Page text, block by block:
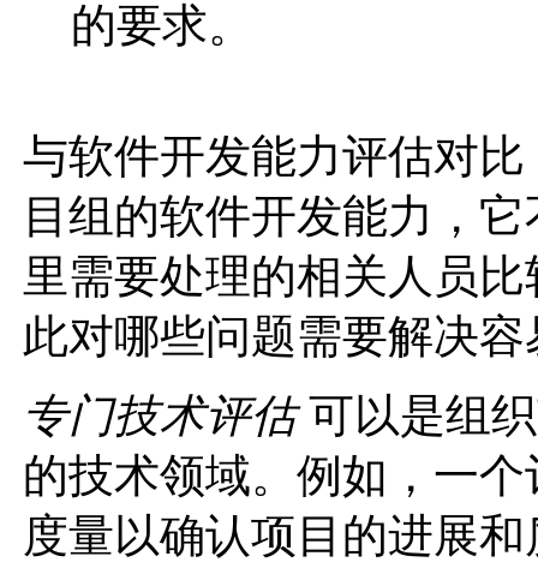
的要求。
与软件开发能力评估对比
目组的软件开发能力，
里需要处理的相关人员
此对哪些问题需要解决
专门技术评估可以是组
的技术领域。例如，一
度量以确认项目的进展